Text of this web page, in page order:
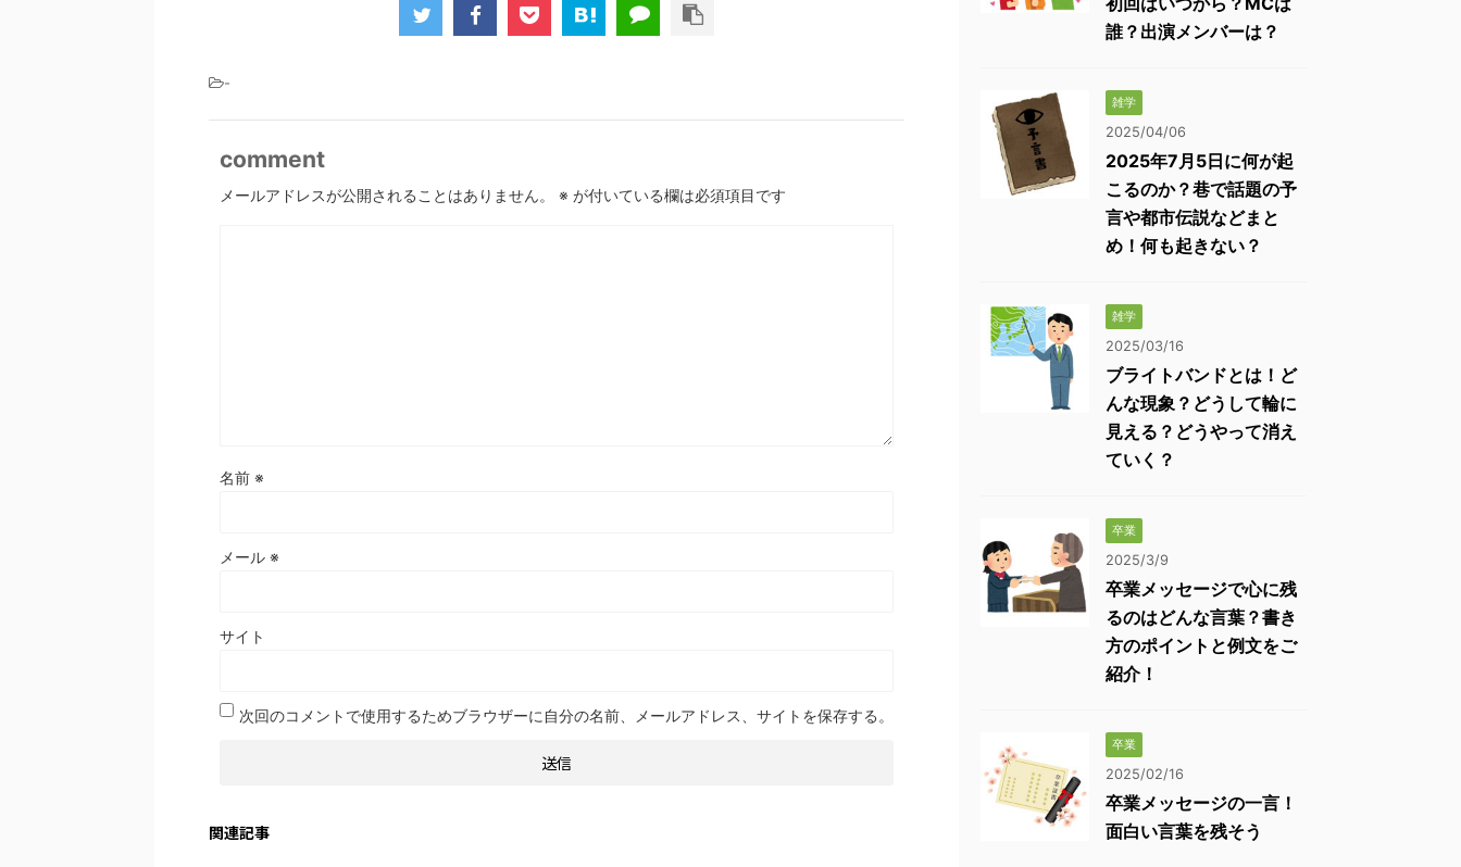
-
comment
メールアドレスが公開されることはありません。 ※ が付いている欄は必須項目です
名前 ※
メール ※
サイト
次回のコメントで使用するためブラウザーに自分の名前、メールアドレス、サイトを保存する。
関連記事
誰？出演メンバーは？
雑学
2025/04/06
2025年7月5日に何が起
こるのか？巷で話題の予
言や都市伝説などまと
め！何も起きない？
雑学
2025/03/16
ブライトバンドとは！ど
んな現象？どうして輪に
見える？どうやって消え
ていく？
卒業
2025/3/9
卒業メッセージで心に残
るのはどんな言葉？書き
方のポイントと例文をご
紹介！
卒業
2025/02/16
卒業メッセージの一言！
面白い言葉を残そう